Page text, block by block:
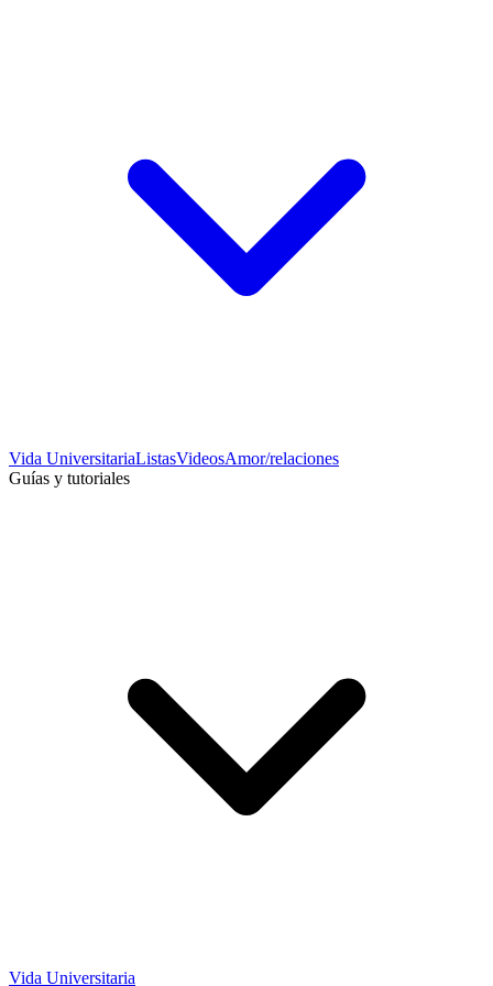
Vida UniversitariaListasVideosAmor/relaciones
Guías y tutoriales
Vida Universitaria